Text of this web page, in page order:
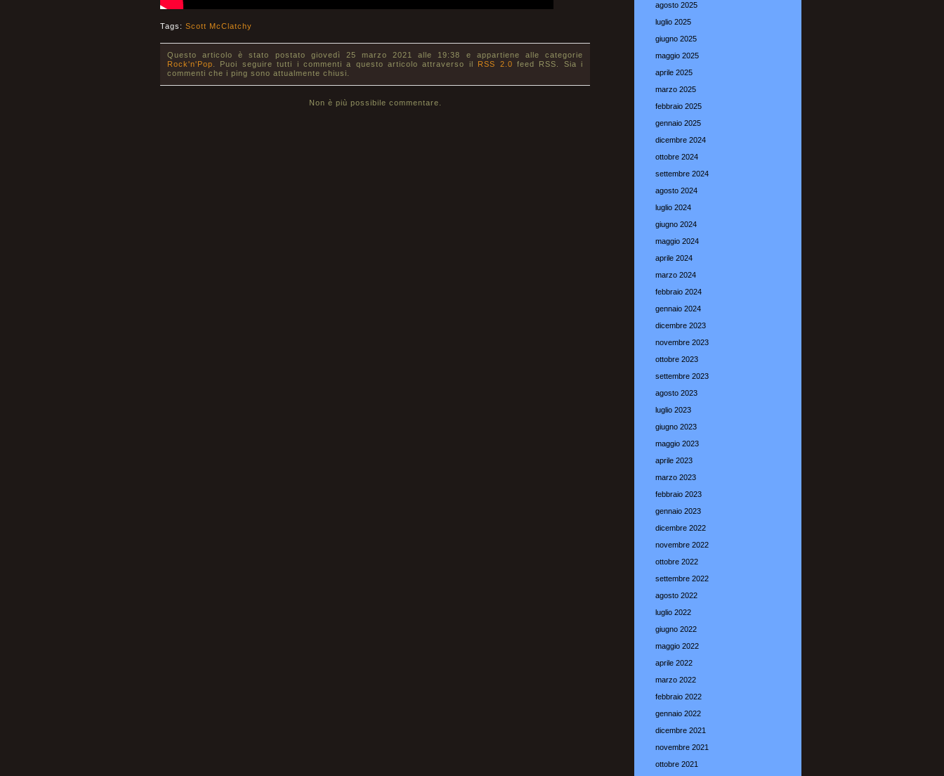
Tags: Scott McClatchy
Questo articolo è stato postato giovedì 25 marzo 2021 alle 19:38 e appartiene alle categorie
Rock'n'Pop . Puoi seguire tutti i commenti a questo articolo attraverso il RSS 2.0 feed RSS. Sia i
commenti che i ping sono attualmente chiusi.
Non è più possibile commentare.
agosto 2025
luglio 2025
giugno 2025
maggio 2025
aprile 2025
marzo 2025
febbraio 2025
gennaio 2025
dicembre 2024
ottobre 2024
settembre 2024
agosto 2024
luglio 2024
giugno 2024
maggio 2024
aprile 2024
marzo 2024
febbraio 2024
gennaio 2024
dicembre 2023
novembre 2023
ottobre 2023
settembre 2023
agosto 2023
luglio 2023
giugno 2023
maggio 2023
aprile 2023
marzo 2023
febbraio 2023
gennaio 2023
dicembre 2022
novembre 2022
ottobre 2022
settembre 2022
agosto 2022
luglio 2022
giugno 2022
maggio 2022
aprile 2022
marzo 2022
febbraio 2022
gennaio 2022
dicembre 2021
novembre 2021
ottobre 2021